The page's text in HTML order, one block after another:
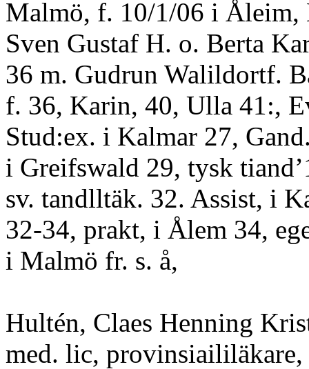
Malmö, f. 10/1/06 i
Sven Gustaf H. o. Berta
36 m. Gudrun Walildortf.
f. 36, Karin, 40, Ulla 41:,
Stud:ex. i Kalmar 27,
i Greifswald 29, tysk
sv. tandlltäk. 32. Assist, i
32-34, prakt, i Ålem 34,
i Malmö fr. s. å,
Hultén, Claes Henning
med. lic,